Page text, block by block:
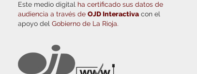
Este medio digital ha certificado sus datos de
audiencia a través deOJD Interactiva con el
apoyo delGobierno de La Rioja.